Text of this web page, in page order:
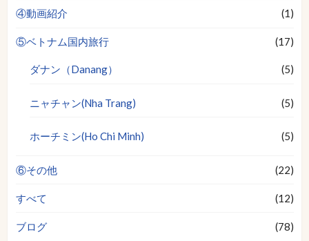
④動画紹介 (1)
⑤ベトナム国内旅行 (17)
ダナン（Danang） (5)
ニャチャン(Nha Trang) (5)
ホーチミン(Ho Chi Minh) (5)
⑥その他 (22)
すべて (12)
ブログ (78)